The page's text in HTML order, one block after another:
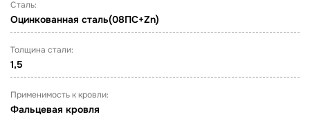
Сталь:
Оцинкованная сталь(08ПС+Zn)
Толщина стали:
1,5
Применимость к кровли:
Фальцевая кровля